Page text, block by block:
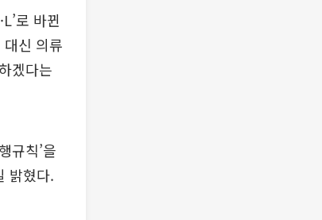
로 바뀐
신 의류
겠다는
규칙’을
밝혔다.